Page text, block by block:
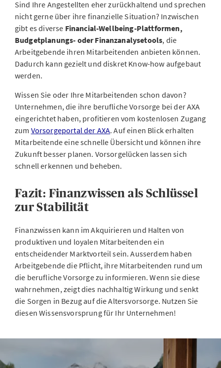
Sind Ihre Angestellten eher zurückhaltend und sprechen
nicht gerne über ihre finanzielle Situation? Inzwischen
gibt es diverse Financial-Wellbeing-Plattformen,
Budgetplanungs- oder Finanzanalysetools, die
Arbeitgebende ihren Mitarbeitenden anbieten können.
Dadurch kann gezielt und diskret Know-how aufgebaut
werden.
Wissen Sie oder Ihre Mitarbeitenden schon davon?
Unternehmen, die ihre berufliche Vorsorge bei der AXA
eingerichtet haben, profitieren vom kostenlosen Zugang
zum Vorsorgeportal der AXA. Auf einen Blick erhalten
Mitarbeitende eine schnelle Übersicht und können ihre
Zukunft besser planen. Vorsorgelücken lassen sich
schnell erkennen und beheben.
Fazit: Finanzwissen als Schlüssel
zur Stabilität
Finanzwissen kann im Akquirieren und Halten von
produktiven und loyalen Mitarbeitenden ein
entscheidender Marktvorteil sein. Ausserdem haben
Arbeitgebende die Pflicht, ihre Mitarbeitenden rund um
die berufliche Vorsorge zu informieren. Wenn sie diese
wahrnehmen, zeigt dies nachhaltig Wirkung und senkt
die Sorgen in Bezug auf die Altersvorsorge. Nutzen Sie
diesen Wissensvorsprung für Ihr Unternehmen!